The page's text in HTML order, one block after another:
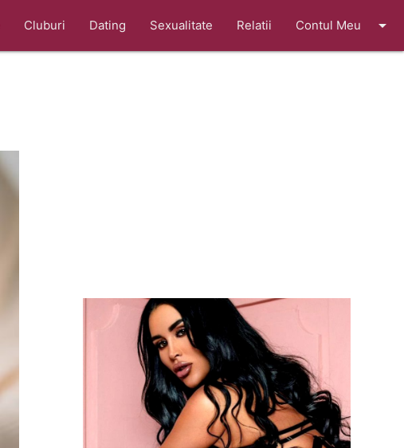
Cluburi Dating Sexualitate Relatii Contul Meu arrow_drop_down